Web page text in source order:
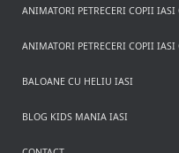
ANIMATORI PETRECERI COPII IASI
ANIMATORI PETRECERI COPII IASI
BALOANE CU HELIU IASI
BLOG KIDS MANIA IASI